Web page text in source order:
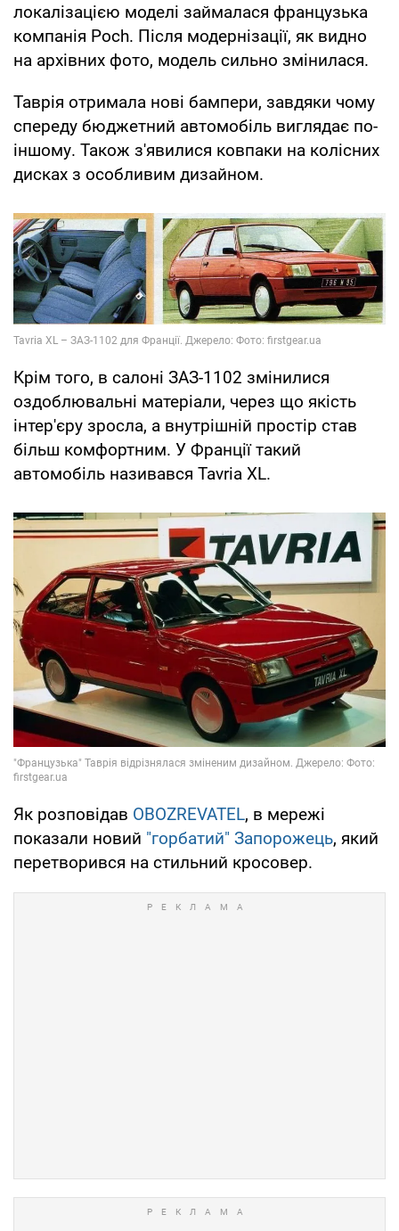
локалізацією моделі займалася французька
компанія Poch. Після модернізації, як видно
на архівних фото, модель сильно змінилася.
Таврія отримала нові бампери, завдяки чому
спереду бюджетний автомобіль виглядає по-
іншому. Також з'явилися ковпаки на колісних
дисках з особливим дизайном.
Крім того, в салоні ЗАЗ-1102 змінилися
оздоблювальні матеріали, через що якість
інтер'єру зросла, а внутрішній простір став
більш комфортним. У Франції такий
автомобіль називався Tavria XL.
Як розповідав OBOZREVATEL, в мережі
показали новий "горбатий" Запорожець, який
перетворився на стильний кросовер.